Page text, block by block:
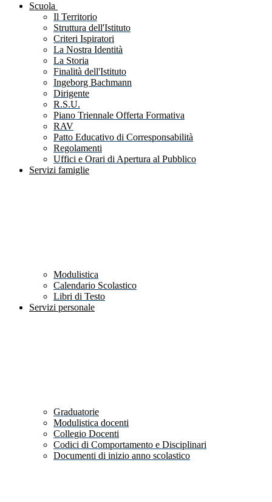
Scuola
Il Territorio
Struttura dell'Istituto
Criteri Ispiratori
La Nostra Identità
La Storia
Finalità dell'Istituto
Ingeborg Bachmann
Dirigente
R.S.U.
Piano Triennale Offerta Formativa
RAV
Patto Educativo di Corresponsabilità
Regolamenti
Uffici e Orari di Apertura al Pubblico
Servizi famiglie
Modulistica
Calendario Scolastico
Libri di Testo
Servizi personale
Graduatorie
Modulistica docenti
Collegio Docenti
Codici di Comportamento e Disciplinari
Documenti di inizio anno scolastico